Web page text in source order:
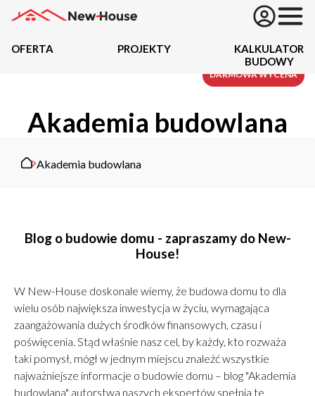
Oferta
Działki
Dokumentacja
Projekty indywidualne
Budowa domu
Rezydencje
OFERTA PROJEKTY
KALKULATOR
BUDOWY
Akademia budowlana
Akademia budowlana
Blog o budowie domu - zapraszamy do New-
House!
W New-House doskonale wiemy, że budowa domu to dla
wielu osób największa inwestycja w życiu, wymagająca
zaangażowania dużych środków finansowych, czasu i
poświęcenia. Stąd właśnie nasz cel, by każdy, kto rozważa
taki pomysł, mógł w jednym miejscu znaleźć wszystkie
najważniejsze informacje o budowie domu – blog "Akademia
budowlana" autorstwa naszych ekspertów spełnia te
DARMOWA WYCENA